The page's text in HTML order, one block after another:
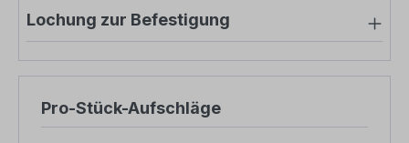
Lochung zur Befestigung
Pro-Stück-Aufschläge